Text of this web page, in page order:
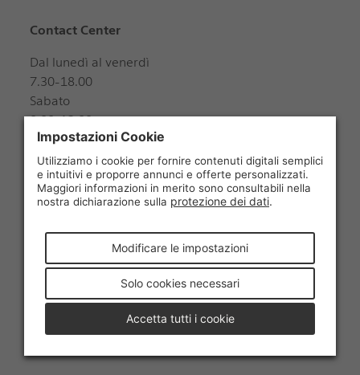
Contact Center
Dal lunedì al venerdì
7.30-18.00
Sabato
8.00-12.00
+41 848 888 888
Seguiteci
AccessibilitàCondizioni generali
Protezione dei dati e avvertenze legali Colophon
Impostazioni dei cookie